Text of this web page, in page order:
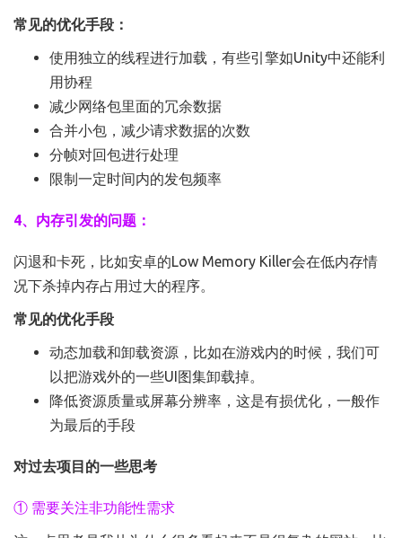
常见的优化手段：
使用独立的线程进行加载，有些引擎如Unity中还能利
用协程
减少网络包里面的冗余数据
合并小包，减少请求数据的次数
分帧对回包进行处理
限制一定时间内的发包频率
4、内存引发的问题：
闪退和卡死，比如安卓的Low Memory Killer会在低内存情
况下杀掉内存占用过大的程序。
常见的优化手段
动态加载和卸载资源，比如在游戏内的时候，我们可
以把游戏外的一些UI图集卸载掉。
降低资源质量或屏幕分辨率，这是有损优化，一般作
为最后的手段
对过去项目的一些思考
① 需要关注非功能性需求